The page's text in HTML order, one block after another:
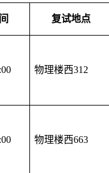
复试地点
物理楼西312
物理楼西663